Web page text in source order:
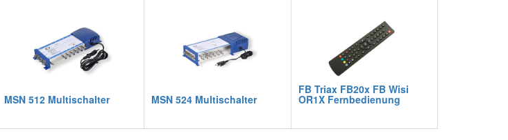
MSN 512 Multischalter MSN 524 Multischalter
FB Triax FB20x FB Wisi
OR1X Fernbedienung